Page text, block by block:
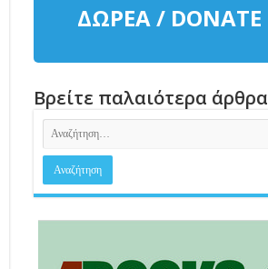
ΔΩΡΕΑ / DONATE
Βρείτε παλαιότερα άρθρα